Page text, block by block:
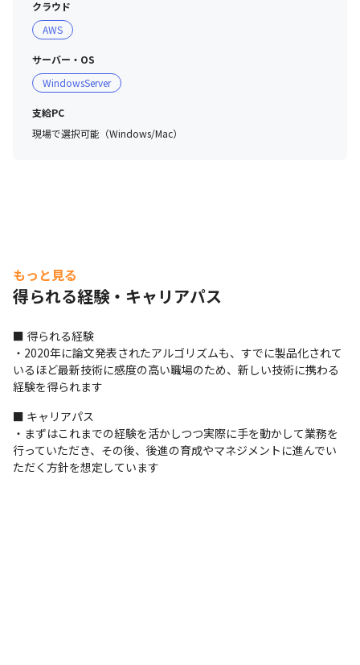
クラウド
AWS
サーバー・OS
WindowsServer
支給PC
現場で選択可能（Windows/Mac）
もっと見る
得られる経験・キャリアパス
■ 得られる経験
・2020年に論文発表されたアルゴリズムも、すでに製品化されて
いるほど最新技術に感度の高い職場のため、新しい技術に携わる
経験を得られます
■ キャリアパス
・まずはこれまでの経験を活かしつつ実際に手を動かして業務を
行っていただき、その後、後進の育成やマネジメントに進んでい
ただく方針を想定しています